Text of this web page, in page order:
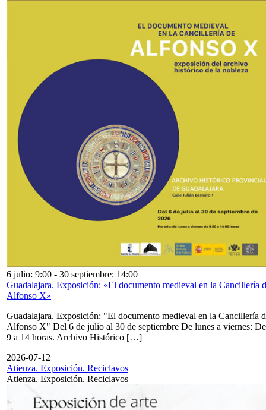
6 julio: 9:00 - 30 septiembre: 14:00
Guadalajara. Exposición: «El documento medieval en la Cancillería
Alfonso X»
Guadalajara. Exposición: "El documento medieval en la Cancillería
Alfonso X" Del 6 de julio al 30 de septiembre De lunes a viernes: De
9 a 14 horas. Archivo Histórico […]
2026-07-12
Atienza. Exposición. Reciclavos
Atienza. Exposición. Reciclavos